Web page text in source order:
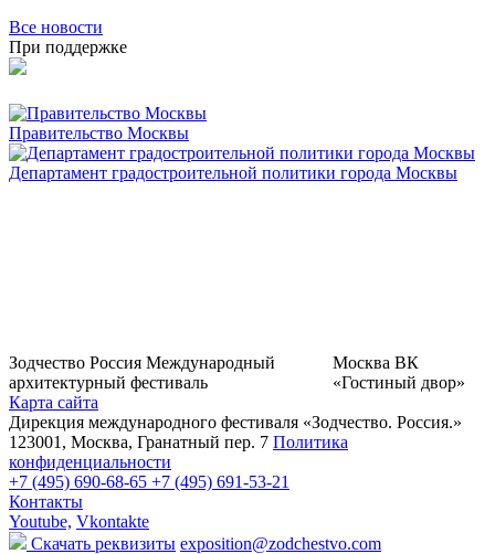
Все новости
При поддержке
Правительство Москвы
Департамент градостроительной политики города Москвы
Зодчество Россия Международный
архитектурный фестиваль
Карта сайта
Москва ВК
«Гостиный двор»
Дирекция международного фестиваля «Зодчество. Россия.»
123001, Москва, Гранатный пер. 7 Политика
конфиденциальности
+7 (495) 690-68-65 +7 (495) 691-53-21
Контакты
Youtube, Vkontakte
Скачать реквизиты exposition@zodchestvo.com